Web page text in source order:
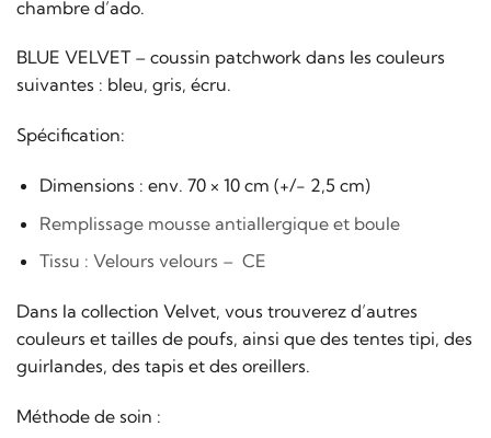
chambre d’ado.
BLUE VELVET – coussin patchwork dans les couleurs
suivantes : bleu, gris, écru.
Spécification:
Dimensions : env. 70 × 10 cm (+/- 2,5 cm)
Remplissage mousse antiallergique et boule
Tissu : Velours velours – CE
Dans la collection Velvet, vous trouverez d’autres
couleurs et tailles de poufs, ainsi que des tentes tipi, des
guirlandes, des tapis et des oreillers.
Méthode de soin :